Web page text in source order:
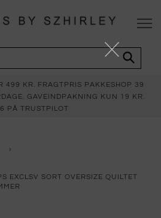
499 KR. FRAGTPRIS PAKKESHOP 39
GAVEINDPAKNING KUN 19 KR.
PÅ TRUSTPILOT
›
EXCLSV SORT OVERSIZE QUILTET